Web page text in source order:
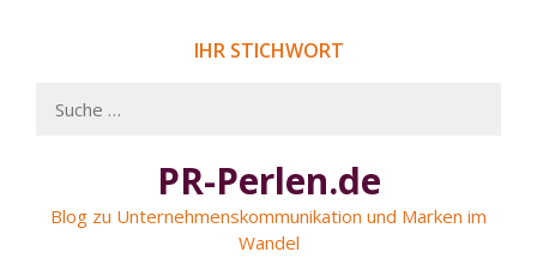
IHR STICHWORT
nach:
PR-Perlen.de
Blog zu Unternehmenskommunikation und Marken im
Wandel